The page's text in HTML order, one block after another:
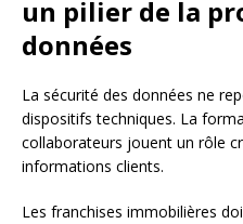
un pilier de la
données
La sécurité des données ne
dispositifs techniques. La
collaborateurs jouent un rôle
informations clients.
Les franchises immobilières